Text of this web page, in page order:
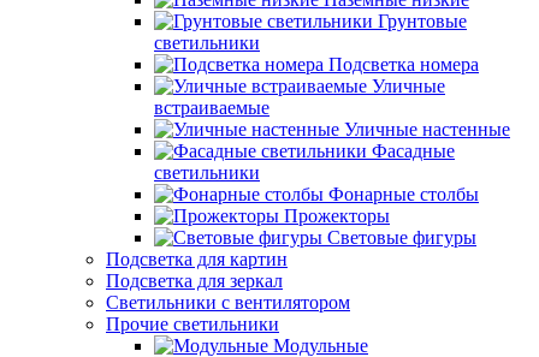
Грунтовые
светильники
Подсветка номера
Уличные
встраиваемые
Уличные настенные
Фасадные
светильники
Фонарные столбы
Прожекторы
Световые фигуры
Подсветка для картин
Подсветка для зеркал
Светильники с вентилятором
Прочие светильники
Модульные